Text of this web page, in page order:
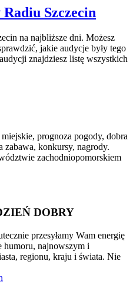
Szczecin
na najbliższe dni. Możesz
jakie audycje były tego
znajdziesz listę wszystkich
prognoza pogody, dobra
zabawa, konkursy, nagrody.
zachodniopomorskiem
DOBRY
przesyłamy Wam energię
humoru, najnowszym i
regionu, kraju i świata. Nie